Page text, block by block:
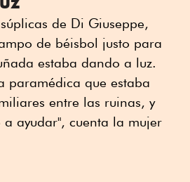
de Di Giuseppe,
de béisbol justo para
estaba dando a luz.
paramédica que estaba
entre las ruinas, y
a ayudar", cuenta la mujer